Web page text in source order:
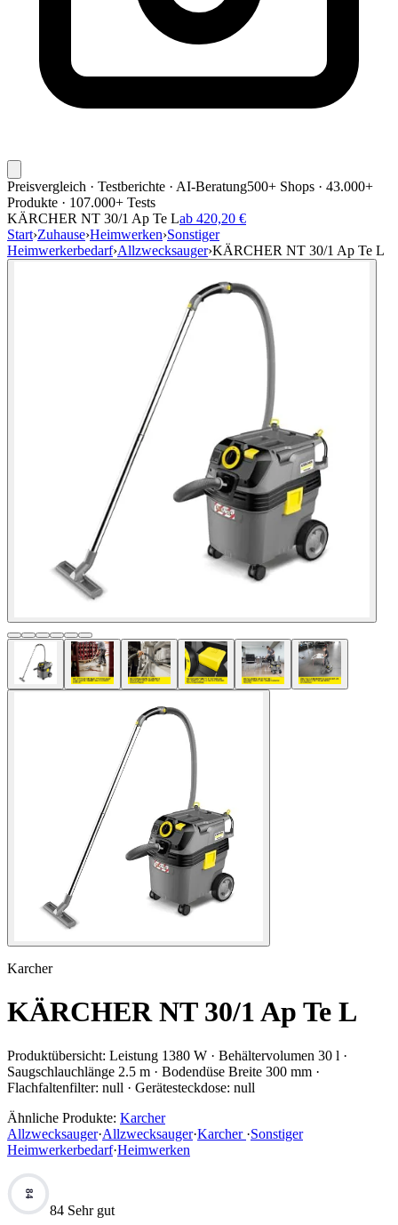
Preisvergleich · Testberichte · AI-Beratung500+ Shops · 43.000+
Produkte · 107.000+ Tests
KÄRCHER NT 30/1 Ap Te Lab 420,20 €
Start›Zuhause›Heimwerken›Sonstiger
Heimwerkerbedarf›Allzwecksauger›KÄRCHER NT 30/1 Ap Te L
Karcher
KÄRCHER NT 30/1 Ap Te L
Produktübersicht: Leistung 1380 W · Behältervolumen 30 l ·
Saugschlauchlänge 2.5 m · Bodendüse Breite 300 mm ·
Flachfaltenfilter: null · Gerätesteckdose: null
Ähnliche Produkte: Karcher
Allzwecksauger·Allzwecksauger·Karcher ·Sonstiger
Heimwerkerbedarf·Heimwerken
84
84 Sehr gut